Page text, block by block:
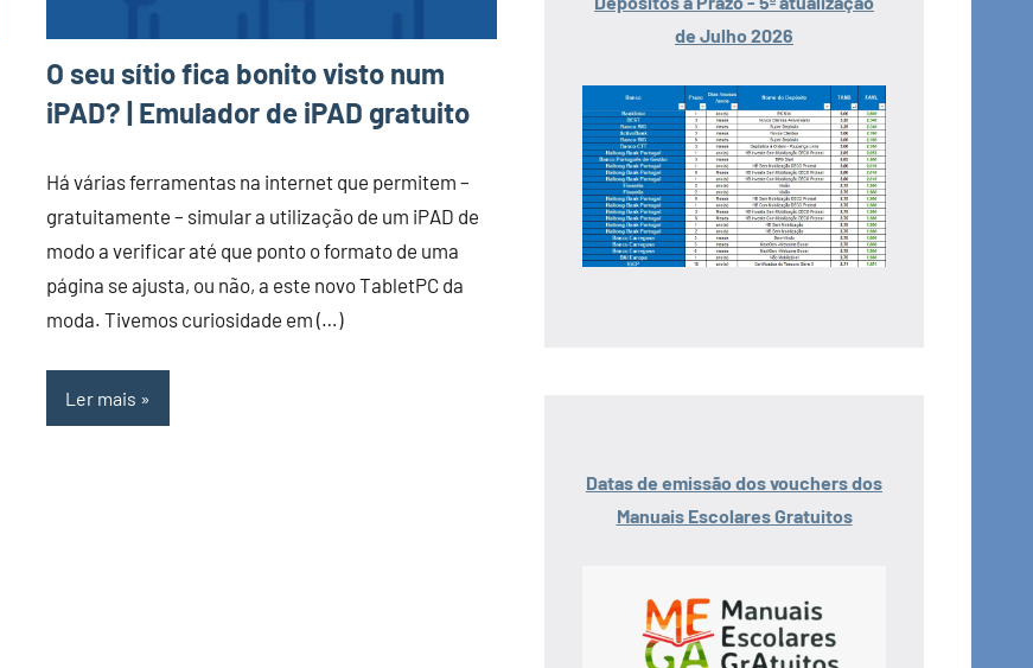
O seu sítio fica bonito visto num
iPAD? | Emulador de iPAD gratuito
Há várias ferramentas na internet que permitem –
gratuitamente – simular a utilização de um iPAD de
modo a verificar até que ponto o formato de uma
página se ajusta, ou não, a este novo TabletPC da
moda. Tivemos curiosidade em (…)
Ler mais
de Julho 2026
Datas de emissão dos vouchers dos
Manuais Escolares Gratuitos